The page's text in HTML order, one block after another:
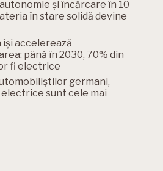
și încărcare în 10
în stare solidă devine
își accelerează
până în 2030, 70% din
fi electrice
germani,
sunt cele mai